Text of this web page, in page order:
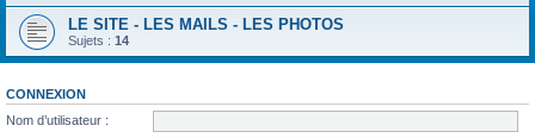
LE SITE - LES MAILS - LES PHOTOS
Sujets : 14
CONNEXION
Nom d’utilisateur :